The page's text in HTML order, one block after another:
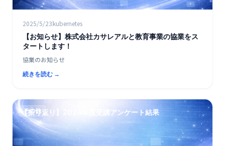
2025/5/23kubernetes
【お知らせ】株式会社カサレアルと教育事業の協業をス
タートします！
協業のお知らせ
続きを読む →
【振り返り】2024年度受講アンケート結果
その他